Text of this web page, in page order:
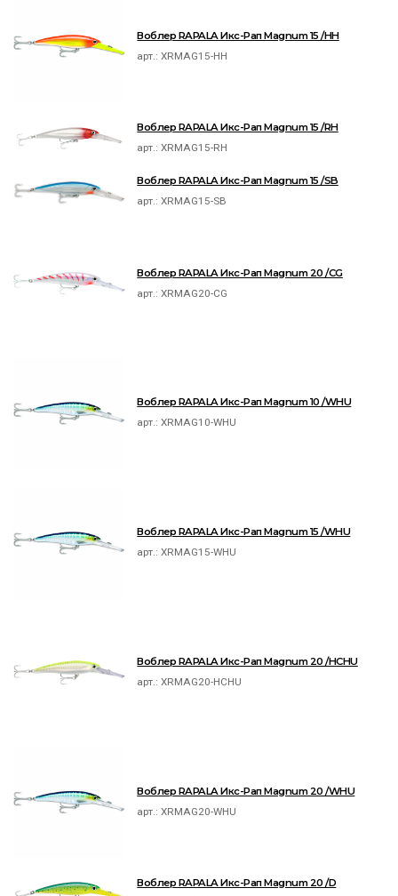
Воблер RAPALA Икс-Рап Magnum 15 /HH
арт.:XRMAG15-HH
Воблер RAPALA Икс-Рап Magnum 15 /RH
арт.:XRMAG15-RH
Воблер RAPALA Икс-Рап Magnum 15 /SB
арт.:XRMAG15-SB
Воблер RAPALA Икс-Рап Magnum 20 /CG
арт.:XRMAG20-CG
Воблер RAPALA Икс-Рап Magnum 10 /WHU
арт.:XRMAG10-WHU
Воблер RAPALA Икс-Рап Magnum 15 /WHU
арт.:XRMAG15-WHU
Воблер RAPALA Икс-Рап Magnum 20 /HCHU
арт.:XRMAG20-HCHU
Воблер RAPALA Икс-Рап Magnum 20 /WHU
арт.:XRMAG20-WHU
Воблер RAPALA Икс-Рап Magnum 20 /D